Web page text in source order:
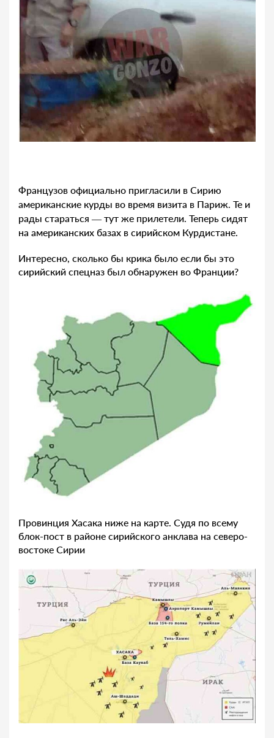
Французов официально пригласили в Сирию
американские курды во время визита в Париж. Те и
рады стараться — тут же прилетели. Теперь сидят
на американских базах в сирийском Курдистане.
Интересно, сколько бы крика было если бы это
сирийский спецназ был обнаружен во Франции?
Провинция Хасака ниже на карте. Судя по всему
блок-пост в районе сирийского анклава на северо-
востоке Сирии